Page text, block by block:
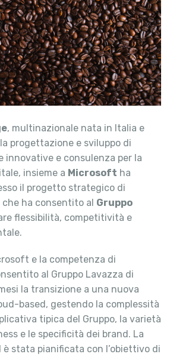
, multinazionale nata in Italia e
progettazione e sviluppo di
innovative e consulenza per la
insieme a Microsoft ha
il progetto strategico di
ha consentito al Gruppo
flessibilità, competitività e
e la competenza di
al Gruppo Lavazza di
la transizione a una nuova
based, gestendo la complessità
tipica del Gruppo, la varietà
e le specificità dei brand. La
è stata pianificata con l’obiettivo di